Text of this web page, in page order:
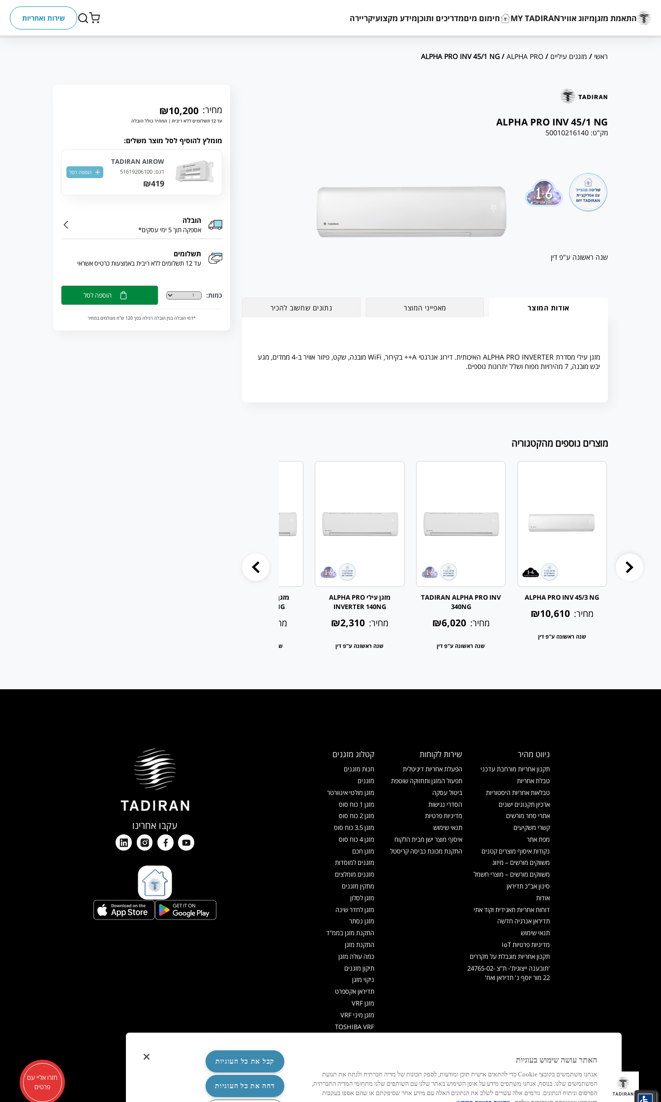
התאמת מזגןמיזוג אווירMY TADIRAN חימום מיםמדריכים ותוכןמידע מקצועיקריירה שירות ואחריות
ראשי / מזגנים עיליים /
ALPHA PRO
/ ALPHA PRO INV 45/1 NG
ALPHA PRO INV 45/1 NG
מק"ט:50010216140
שנה ראשונה ע"פ דין
אודות המוצר מאפייני המוצר נתונים שחשוב להכיר
מזגן עילי מסדרת ALPHA PRO INVERTER האיכותית. דירוג אנרגטי A++ בקירור, WiFi מובנה, שקט, פיזור אוויר ב-4 ממדים, מגע
יבש מובנה, 7 מהירויות מפוח ושלל יתרונות נוספים.
מוצרים נוספים מהקטגוריה
ALPHA PRO INV 45/3 NG
מחיר: ₪10,610
שנה ראשונה ע"פ דין
TADIRAN ALPHA PRO INV
340NG
מחיר: ₪6,020
שנה ראשונה ע"פ דין
מזגן עילי ALPHA PRO
INVERTER 140NG
מחיר: ₪2,310
שנה ראשונה ע"פ דין
INVERTER 180NG
מחיר:
שנה ראשונה ע"פ דין
מחיר: ₪10,200
עד 12 תשלומים ללא ריבית | המחיר כולל הובלה
מומלץ להוסיף לסל מוצר משלים:
TADIRAN AIROW
דגם: 51619206100
₪419
הוספה לסל
הובלה
אספקה תוך 5 ימי עסקים*
תשלומים
עד 12 תשלומים ללא ריבית באמצעות כרטיס אשראי
כמות: הוספה לסל
*דמי הובלה בגין הובלה רגילה בסך 120 ש”ח מגולמים במחיר
ניווט מהיר
תקנון אחריות מורחבת עדכני
טבלת אחריות
טבלאות אחריות היסטוריות
ארכיון תקנונים ישנים
אתרי סחר מורשים
קשרי משקיעים
מפת אתר
נקודות איסוף מוצרים קטנים
משווקים מורשים – מיזוג
משווקים מורשים – מוצרי חשמל
סינון אב"כ תדיראן
אודות
דוחות אחריות תאגידית וקוד אתי
תדיראן אנרגיה חדשה
תנאי שימוש
מדיניות פרטיות IoT
תקנון אחריות מוגבלת על מקררים
'תובענה ייצוגית'- ת"צ 24765-02-
22 מור יוסף נ' תדיראן ואח'
שירות לקוחות
הפעלת אחריות דיגיטלית
תפעול המזגן ותחזוקה שוטפת
ביטול עסקה
הסדרי נגישות
מדיניות פרטיות
תנאי שימוש
איסוף מוצר ישן מבית הלקוח
התקנת מכונת כביסה קריסטל
קטלוג מזגנים
חנות מזגנים
מזגנים
מזגן מולטי אינוורטר
מזגן 1 כוח סוס
מזגן 2 כוח סוס
מזגן 3.5 כוח סוס
מזגן 4 כוח סוס
מזגן חכם
מזגנים למוסדות
מזגנים מומלצים
מתקין מזגנים
מזגן לסלון
מזגן לחדר שינה
מזגן נסתר
התקנת מזגן בממ"ד
התקנת מזגן
כמה עולה מזגן
תיקון מזגנים
ניקוי מזגן
תדיראן אקספרט
מזגן VRF
מזגן מיני VRF
TOSHIBA VRF
משאבות חום
שלט למזגן אוניברסלי
R32
עקבו אחרינו
חזרו אליי עם
פרטים
האתר עושה שימוש בעוגיות
אנחנו משתמשים בקובצי Cookie כדי להתאים אישית תוכן ומודעות, לספק תכונות של מדיה חברתית ולנתח את תנועת
המשתמשים שלנו. בנוסף, אנחנו משתפים מידע על אופן השימוש באתר שלנו עם השותפים שלנו מתחומי המדיה החברתית,
הפרסום וניתוח הנתונים. גורמים אלה עשויים לשלב את הנתונים האלה עם מידע אחר שסיפקתם או שהם אספו בעקבות
קבל את כל העוגיות
‏דחה את כל העוגיות